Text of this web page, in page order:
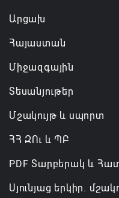
Արցախ
Հայաստան
Միջազգային
Տեսանյութեր
Մշակույթ և սպորտ
ՀՀ ԶՈւ և ՊԲ
PDF Տարբերակ և
Սյունյաց երկիր.